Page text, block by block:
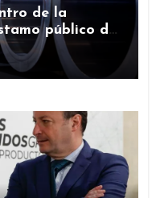
de la
público de